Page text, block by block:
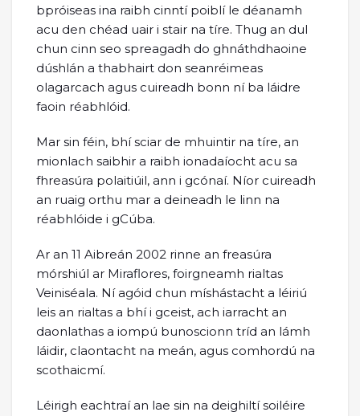
bpróiseas ina raibh cinntí poiblí le déanamh
acu den chéad uair i stair na tíre. Thug an dul
chun cinn seo spreagadh do ghnáthdhaoine
dúshlán a thabhairt don seanréimeas
olagarcach agus cuireadh bonn ní ba láidre
faoin réabhlóid.
Mar sin féin, bhí sciar de mhuintir na tíre, an
mionlach saibhir a raibh ionadaíocht acu sa
fhreasúra polaitiúil, ann i gcónaí. Níor cuireadh
an ruaig orthu mar a deineadh le linn na
réabhlóide i gCúba.
Ar an 11 Aibreán 2002 rinne an freasúra
mórshiúl ar Miraflores, foirgneamh rialtas
Veiniséala. Ní agóid chun míshástacht a léiriú
leis an rialtas a bhí i gceist, ach iarracht an
daonlathas a iompú bunoscionn tríd an lámh
láidir, claontacht na meán, agus comhordú na
scothaicmí.
Léirigh eachtraí an lae sin na deighiltí soiléire